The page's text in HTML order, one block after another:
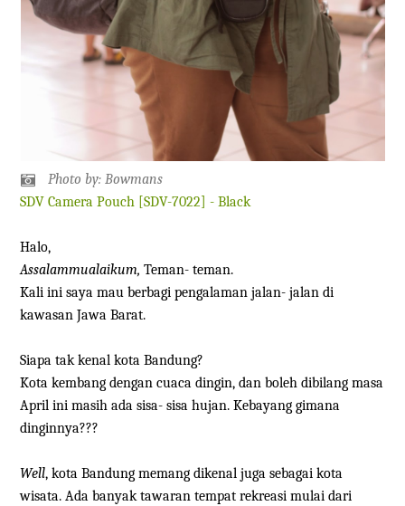
Photo by: Bowmans
SDV Camera Pouch [SDV-7022] - Black
Halo,
Assalammualaikum, Teman- teman.
Kali ini saya mau berbagi pengalaman jalan- jalan di
kawasan Jawa Barat.
Siapa tak kenal kota Bandung?
Kota kembang dengan cuaca dingin, dan boleh dibilang masa
April ini masih ada sisa- sisa hujan. Kebayang gimana
dinginnya???
Well, kota Bandung memang dikenal juga sebagai kota
wisata. Ada banyak tawaran tempat rekreasi mulai dari